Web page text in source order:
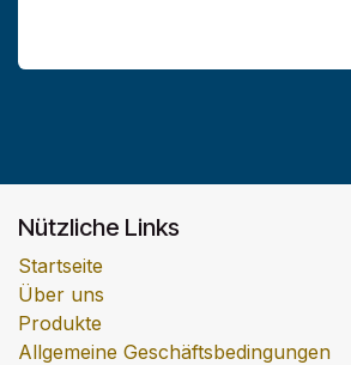
Nützliche Links
Startseite
Über uns
Produkte
Allgemeine Geschäftsbedingungen